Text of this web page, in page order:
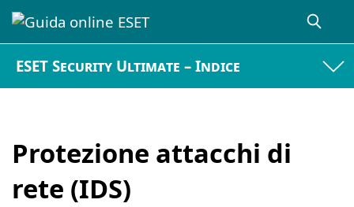
ESET Security Ultimate – Indice
Protezione attacchi di
rete (IDS)